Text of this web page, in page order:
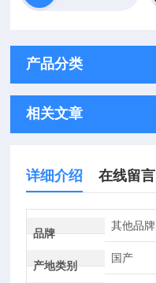
产品分类
相关文章
详细介绍 在线留言
品牌
其他品牌
产地类别
国产